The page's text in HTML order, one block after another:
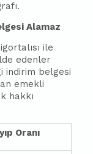
Alamaz
ile
edenler
indirim belgesi
emekli
hakkı
Oranı